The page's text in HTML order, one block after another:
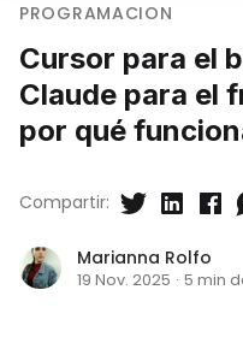
PROGRAMACION
Cursor para el
Claude para el
por qué
Marianna Rolfo
19 Nov. 2025 · 5 min
Compartir: